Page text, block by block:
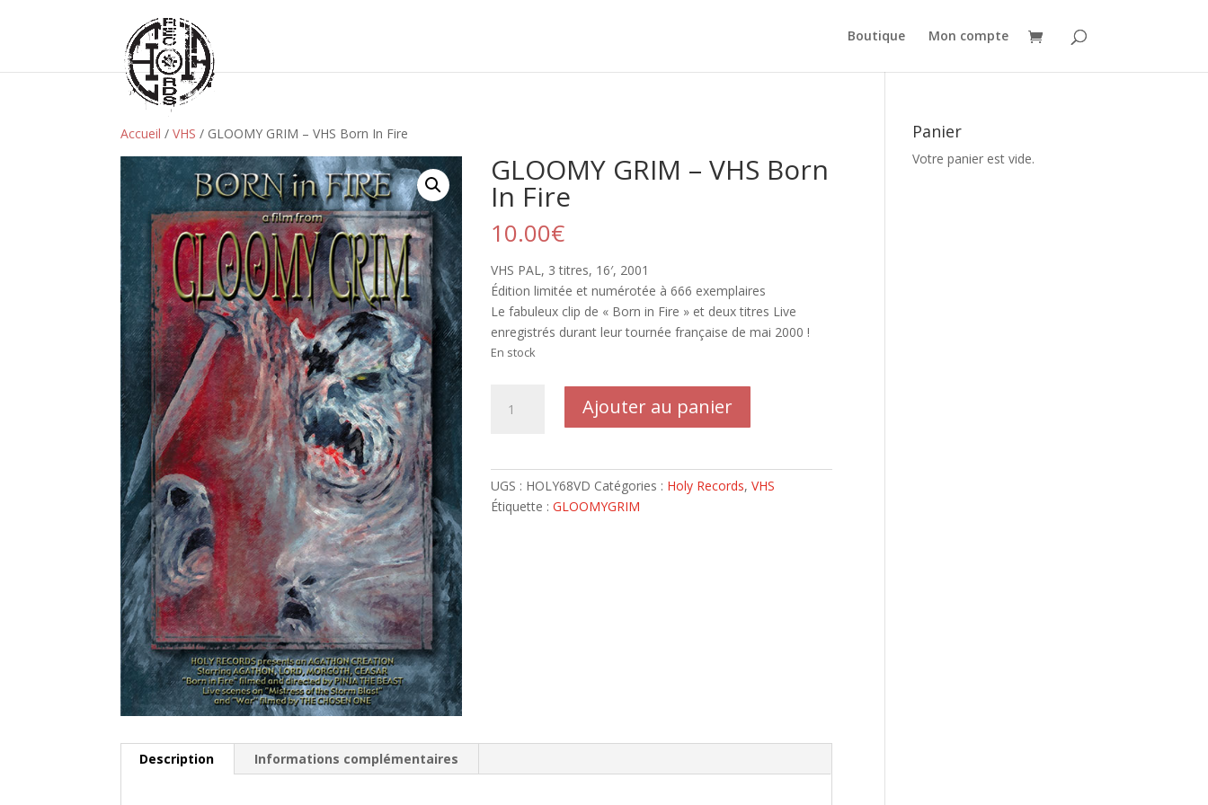
Boutique Mon compte
Accueil /VHS / GLOOMY GRIM – VHS Born In Fire
GLOOMY GRIM – VHS Born
In Fire
10.00€
VHS PAL, 3 titres, 16′, 2001
Édition limitée et numérotée à 666 exemplaires
Le fabuleux clip de « Born in Fire » et deux titres Live
enregistrés durant leur tournée française de mai 2000 !
En stock
VHS
Born
Ajouter au panier
UGS : HOLY68VD Catégories : Holy Records,VHS
Étiquette :GLOOMYGRIM
Description Informations complémentaires
Panier
Votre panier est vide.